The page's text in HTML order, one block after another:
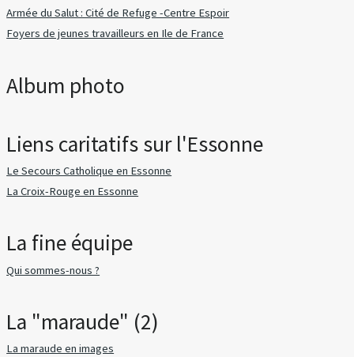
Armée du Salut : Cité de Refuge -Centre Espoir
Foyers de jeunes travailleurs en Ile de France
Album photo
Liens caritatifs sur l'Essonne
Le Secours Catholique en Essonne
La Croix-Rouge en Essonne
La fine équipe
Qui sommes-nous ?
La "maraude" (2)
La maraude en images